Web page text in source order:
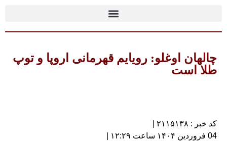
چالهان اوغلو: رویایم قهرمانی اروپا و توپ
طلا است
کد خبر : ۲۱۱۵۱۳۸ |
04 فروردین ۱۴۰۴ ساعت ۱۲:۲۹ |